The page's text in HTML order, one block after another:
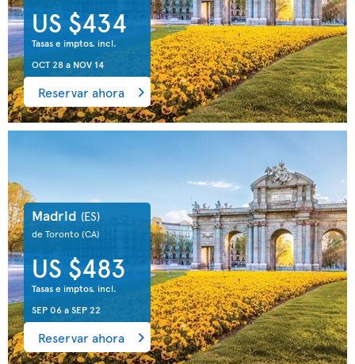
US $434
Tasas e imptos. incl.
OCT 28a NOV 14
Reservar ahora
Madrid (ES)
de Toronto(CA)
US $483
Tasas e imptos. incl.
SEP 06aSEP 22
Reservar ahora